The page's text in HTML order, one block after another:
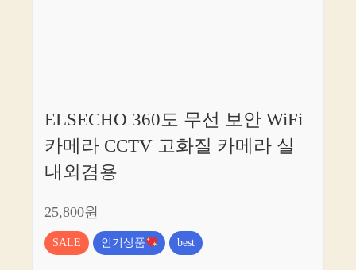
ELSECHO 360도 무선 보안 WiFi
카메라 CCTV 고화질 카메라 실
내외겸용
25,800원
SALE 인기상품 best